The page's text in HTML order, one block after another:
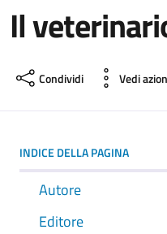
Il
Condividi Vedi
INDICE DELLA PAGINA
Autore
Editore